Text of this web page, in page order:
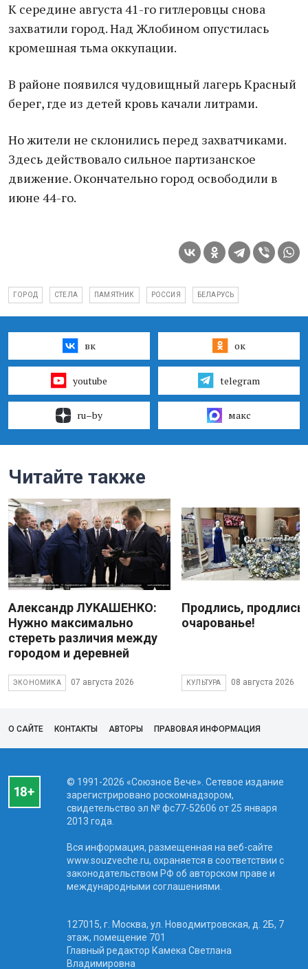
К середине августа 41-го гитлеровцы снова
захватили город. Над Жлобином опустилась
кромешная тьма оккупации.
В районе появился чудовищный лагерь Красный
берег, где из детей кровь качали литрами.
Но жители не склонились перед захватчиками.
Здесь действовало сильное партизанское
движение. Окончательно город освободили в
июне 44-го.
ГОРОД СТЕЛА ПАМЯТНИК РОССИЯ БЕЛАРУСЬ
вк ок
youtube telegram
ru–by макс
Читайте также
Александр ЛУКАШЕНКО:
Нужно максимально
стереть различия между
городом и деревней
ЭКОНОМИКА 07 августа 2026
Продлись, продлись
очарованье!
КУЛЬТУРА 08 августа 2026
О САЙТЕ КОНТАКТЫ АВТОРЫ ПРАВОВАЯ ИНФОРМАЦИЯ
© 1991-2026 «Союзное Вече». Сетевое издание
зарегистрировано роскомнадзором,
свидетельство эл № фc77-52606 от 25 января
2013 года.
Вся информация, размещенная на веб-сайте
www.souzveche.ru, охраняется в соответствии с
законодательством РФ об авторском праве и
международными соглашениями.
127015, г. Москва, ул. Новодмитровская, д. 2Б, 7
этаж, помещение 701
Главный редактор Камека Светлана
Владимировна